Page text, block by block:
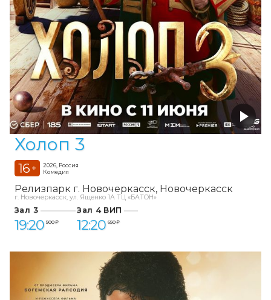
Холоп 3
16 +
2026, Россия
Комедия
Релизпарк г. Новочеркасск Новочеркасск
г. Новочеркасск, ул. Ященко 1А ТЦ «БАТОН»
Зал 3
19:20 500 ₽
Зал 4 ВИП
12:20 650 ₽